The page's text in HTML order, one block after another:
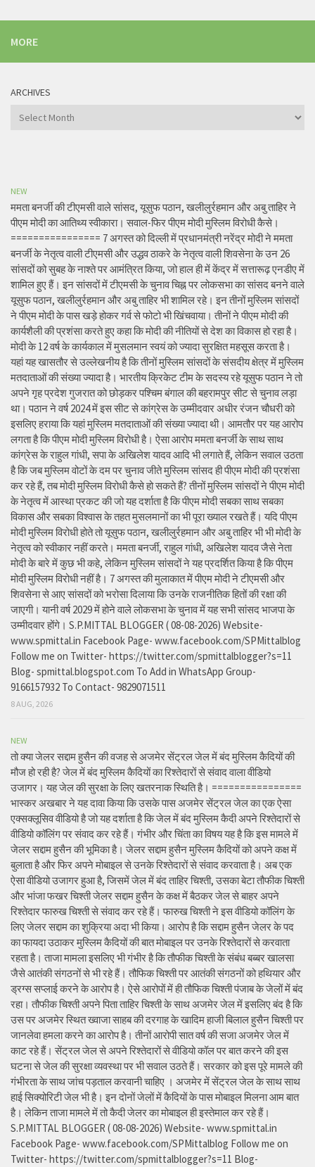
MORE
ARCHIVES
Archives
NEW
ममता बनर्जी की टीएमसी वाले सांसद, यूसुफ पठान, खलीलुर्रहमान और अबु ताहिर ने
पीएम मोदी का आतिथ्य स्वीकारा। सवाल-फिर पीएम मोदी मुस्लिम विरोधी कैसे।
================ 7 अगस्त को दिल्ली में प्रधानमंत्री नरेंद्र मोदी ने ममता
बनर्जी के नेतृत्व वाली टीएमसी और उद्धव ठाकरे के नेतृत्व वाली शिवसेना के उन 26
सांसदों को सुबह के नाश्ते पर आमंत्रित किया, जो हाल ही में केंद्र में सत्तारूढ़ एनडीए में
शामिल हुए हैं। इन सांसदों में टीएमसी के चुनाव चिह्न पर लोकसभा का सांसद बनने वाले
यूसुफ पठान, खलीलुर्रहमान और अबु ताहिर भी शामिल रहे। इन तीनों मुस्लिम सांसदों
ने पीएम मोदी के पास खड़े होकर गर्व से फोटो भी खिंचवाया। तीनों ने पीएम मोदी की
कार्यशैली की प्रशंसा करते हुए कहा कि मोदी की नीतियों से देश का विकास हो रहा है।
मोदी के 12 वर्ष के कार्यकाल में मुसलमान स्वयं को ज्यादा सुरक्षित महसूस करता है।
यहां यह खासतौर से उल्लेखनीय है कि तीनों मुस्लिम सांसदों के संसदीय क्षेत्र में मुस्लिम
मतदाताओं की संख्या ज्यादा है। भारतीय क्रिकेट टीम के सदस्य रहे यूसुफ पठान ने तो
अपने गृह प्रदेश गुजरात को छोड़कर पश्चिम बंगाल की बहरामपुर सीट से चुनाव लड़ा
था। पठान ने वर्ष 2024 में इस सीट से कांग्रेस के उम्मीदवार अधीर रंजन चौधरी को
इसलिए हराया कि यहां मुस्लिम मतदाताओं की संख्या ज्यादा थी। आमतौर पर यह आरोप
लगता है कि पीएम मोदी मुस्लिम विरोधी है। ऐसा आरोप ममता बनर्जी के साथ साथ
कांग्रेस के राहुल गांधी, सपा के अखिलेश यादव आदि भी लगाते हैं, लेकिन सवाल उठता
है कि जब मुस्लिम वोटों के दम पर चुनाव जीते मुस्लिम सांसद ही पीएम मोदी की प्रशंसा
कर रहे हैं, तब मोदी मुस्लिम विरोधी कैसे हो सकते हैं? तीनों मुस्लिम सांसदों ने पीएम मोदी
के नेतृत्व में आस्था प्रकट की जो यह दर्शाता है कि पीएम मोदी सबका साथ सबका
विकास और सबका विश्वास के तहत मुसलमानों का भी पूरा ख्याल रखते हैं। यदि पीएम
मोदी मुस्लिम विरोधी होते तो यूसुफ पठान, खलीलुर्रहमान और अबु ताहिर भी भी मोदी के
नेतृत्व को स्वीकार नहीं करते। ममता बनर्जी, राहुल गांधी, अखिलेश यादव जैसे नेता
मोदी के बारे में कुछ भी कहे, लेकिन मुस्लिम सांसदों ने यह प्रदर्शित किया है कि पीएम
मोदी मुस्लिम विरोधी नहीं है। 7 अगस्त की मुलाकात में पीएम मोदी ने टीएमसी और
शिवसेना से आए सांसदों को भरोसा दिलाया कि उनके राजनीतिक हितों की रक्षा की
जाएगी। यानी वर्ष 2029 में होने वाले लोकसभा के चुनाव में यह सभी सांसद भाजपा के
उम्मीदवार होंगे। S.P.MITTAL BLOGGER ( 08-08-2026) Website-
www.spmittal.in Facebook Page- www.facebook.com/SPMittalblog
Follow me on Twitter- https://twitter.com/spmittalblogger?s=11
Blog- spmittal.blogspot.com To Add in WhatsApp Group-
9166157932 To Contact- 9829071511
8 AUG, 2026
NEW
तो क्या जेलर सद्दाम हुसैन की वजह से अजमेर सेंट्रल जेल में बंद मुस्लिम कैदियों की
मौज हो रही है? जेल में बंद मुस्लिम कैदियों का रिश्तेदारों से संवाद वाला वीडियो
उजागर। यह जेल की सुरक्षा के लिए खतरनाक स्थिति है। ================
भास्कर अखबार ने यह दावा किया कि उसके पास अजमेर सेंट्रल जेल का एक ऐसा
एक्सक्लूसिव वीडियो है जो यह दर्शाता है कि जेल में बंद मुस्लिम कैदी अपने रिश्तेदारों से
वीडियो कॉलिंग पर संवाद कर रहे हैं। गंभीर और चिंता का विषय यह है कि इस मामले में
जेलर सद्दाम हुसैन की भूमिका है। जेलर सद्दाम हुसैन मुस्लिम कैदियों को अपने कक्ष में
बुलाता है और फिर अपने मोबाइल से उनके रिश्तेदारों से संवाद करवाता है। अब एक
ऐसा वीडियो उजागर हुआ है, जिसमें जेल में बंद ताहिर चिश्ती, उसका बेटा तौफीक चिश्ती
और भांजा फखर चिश्ती जेलर सद्दाम हुसैन के कक्ष में बैठकर जेल से बाहर अपने
रिश्तेदार फारुख चिश्ती से संवाद कर रहे हैं। फारुख चिश्ती ने इस वीडियो कॉलिंग के
लिए जेलर सद्दाम का शुक्रिया अदा भी किया। आरोप है कि सद्दाम हुसैन जेलर के पद
का फायदा उठाकर मुस्लिम कैदियों की बात मोबाइल पर उनके रिश्तेदारों से करवाता
रहता है। ताजा मामला इसलिए भी गंभीर है कि तौफीक चिश्ती के संबंध बब्बर खालसा
जैसे आतंकी संगठनों से भी रहे हैं। तौफिक चिश्ती पर आतंकी संगठनों को हथियार और
ड्रग्स सप्लाई करने के आरोप है। ऐसे आरोपों में ही तौफिक चिश्ती पंजाब के जेलों में बंद
रहा। तौफीक चिश्ती अपने पिता ताहिर चिश्ती के साथ अजमेर जेल में इसलिए बंद है कि
उस पर अजमेर स्थित ख्वाजा साहब की दरगाह के खादिम हाजी बिलाल हुसैन चिश्ती पर
जानलेवा हमला करने का आरोप है। तीनों आरोपी सात वर्ष की सजा अजमेर जेल में
काट रहे हैं। सेंट्रल जेल से अपने रिश्तेदारों से वीडियो कॉल पर बात करने की इस
घटना से जेल की सुरक्षा व्यवस्था पर भी सवाल उठते हैं। सरकार को इस पूरे मामले की
गंभीरता के साथ जांच पड़ताल करवानी चाहिए । अजमेर में सेंट्रल जेल के साथ साथ
हाई सिक्योरिटी जेल भी है। इन दोनों जेलों में कैदियों के पास मोबाइल मिलना आम बात
है। लेकिन ताजा मामले में तो कैदी जेलर का मोबाइल ही इस्तेमाल कर रहे हैं।
S.P.MITTAL BLOGGER ( 08-08-2026) Website- www.spmittal.in
Facebook Page- www.facebook.com/SPMittalblog Follow me on
Twitter- https://twitter.com/spmittalblogger?s=11 Blog-